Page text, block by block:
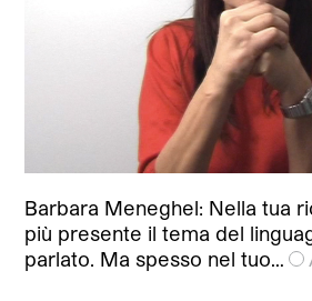
Barbara Meneghel: Nella tua
più presente il tema del
parlato. Ma spesso nel tuo…